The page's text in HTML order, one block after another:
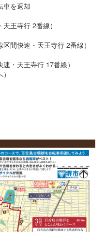
を返却
王寺行 2番線）
間快速・天王寺行 2番線）
・天王寺行 17番線）